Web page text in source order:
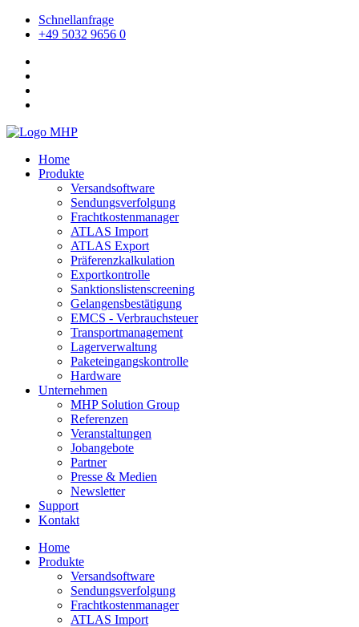
Schnellanfrage
+49 5032 9656 0
Home
Produkte
Versandsoftware
Sendungsverfolgung
Frachtkostenmanager
ATLAS Import
ATLAS Export
Präferenzkalkulation
Exportkontrolle
Sanktionslistenscreening
Gelangensbestätigung
EMCS - Verbrauchsteuer
Transportmanagement
Lagerverwaltung
Paketeingangskontrolle
Hardware
Unternehmen
MHP Solution Group
Referenzen
Veranstaltungen
Jobangebote
Partner
Presse & Medien
Newsletter
Support
Kontakt
Home
Produkte
Versandsoftware
Sendungsverfolgung
Frachtkostenmanager
ATLAS Import